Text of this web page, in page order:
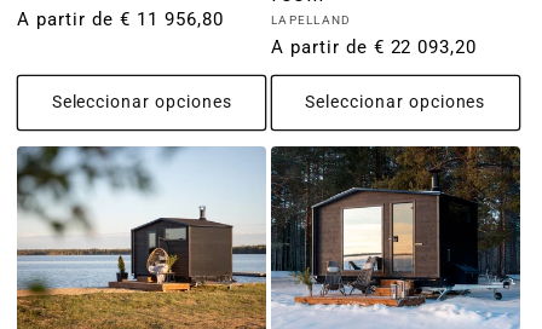
Precio
A partir de € 11 956,80
Seleccionar opciones
Proveedor:
LAPELLAND
Precio
habitual
A partir de € 22 093,20
Seleccionar opciones